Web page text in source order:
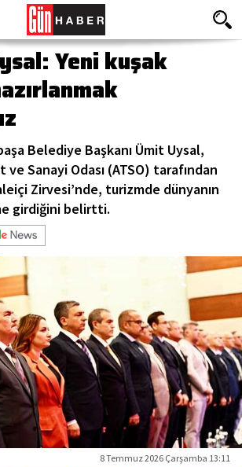
Yeni kuşak
Belediye Başkanı Ümit Uysal,
Sanayi Odası (ATSO) tarafından
Zirvesi’nde, turizmde dünyanın
girdiğini belirtti.
8 Temmuz 2026 Çarşamba 13:11